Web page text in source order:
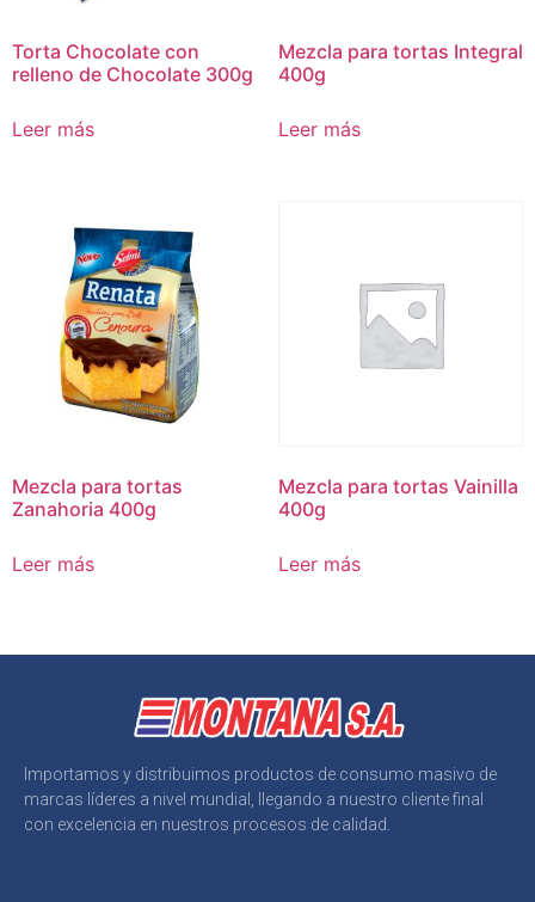
Torta Chocolate con
relleno de Chocolate 300g
Leer más
Mezcla para tortas Integral
400g
Leer más
Mezcla para tortas
Zanahoria 400g
Leer más
Mezcla para tortas Vainilla
400g
Leer más
Importamos y distribuimos productos de consumo masivo de
marcas líderes a nivel mundial, llegando a nuestro cliente final
con excelencia en nuestros procesos de calidad.